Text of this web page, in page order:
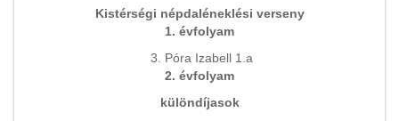
Kistérségi népdaléneklési verseny
1. évfolyam
3. Póra Izabell 1.a
2. évfolyam
különdíjasok